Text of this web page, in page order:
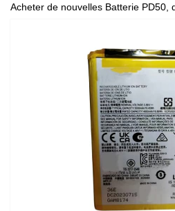
Acheter de nouvelles Batterie PD50,